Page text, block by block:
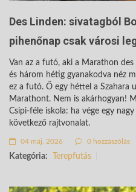
Des Linden: sivatagból
pihenőnap csak városi
Van az a futó, aki a Marathon
és három hétig gyanakodva néz
ez a futó. Ő egy héttel a Szahara
Marathont. Nem is akárhogyan!
Csipi-féle iskola: ha vége egy
következő rajtvonalat.
04 máj. 2026 0 hozzászólás
Kategória: Terepfutás